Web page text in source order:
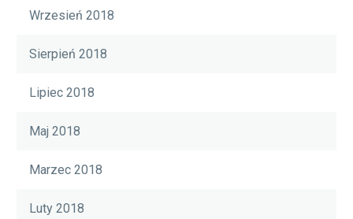
Wrzesień 2018
Sierpień 2018
Lipiec 2018
Maj 2018
Marzec 2018
Luty 2018